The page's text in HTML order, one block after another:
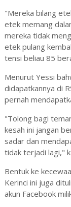
"Mereka bilang
etek memang
mereka tidak
etek pulang
tensi beliau 85
Menurut Yessi
didapatkannya di
pernah
"Tolong bagi
kesah ini jangan
sadar dan
tidak terjadi lagi,"
Bentuk ke
Kerinci ini juga
akun Facebook